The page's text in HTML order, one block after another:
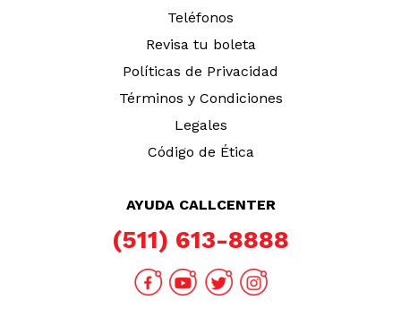
Teléfonos
Revisa tu boleta
Políticas de Privacidad
Términos y Condiciones
Legales
Código de Ética
AYUDA CALLCENTER
(511) 613-8888